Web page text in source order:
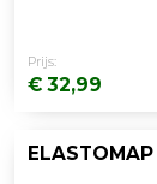
Prijs:
€ 32,99